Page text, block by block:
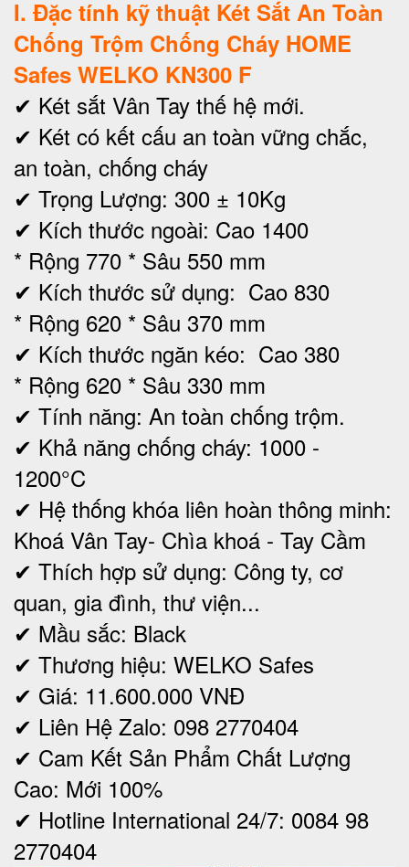
I. Đặc tính kỹ thuật Két Sắt An Toàn
Chống Trộm Chống Cháy HOME
Safes WELKO KN300 F
✔ Két sắt Vân Tay thế hệ mới.
✔ Két có kết cấu an toàn vững chắc,
an toàn, chống cháy
✔ Trọng Lượng: 300 ± 10Kg
✔ Kích thước ngoài: Cao 1400
* Rộng 770 * Sâu 550 mm
✔ Kích thước sử dụng: Cao 830
* Rộng 620 * Sâu 370 mm
✔ Kích thước ngăn kéo: Cao 380
* Rộng 620 * Sâu 330 mm
✔ Tính năng: An toàn chống trộm.
✔ Khả năng chống cháy: 1000 -
1200°C
✔ Hệ thống khóa liên hoàn thông minh:
Khoá Vân Tay- Chìa khoá - Tay Cầm
✔ Thích hợp sử dụng: Công ty, cơ
quan, gia đình, thư viện...
✔ Mầu sắc: Black
✔ Thương hiệu: WELKO Safes
✔ Giá: 11.600.000 VNĐ
✔ Liên Hệ Zalo: 098 2770404
✔ Cam Kết Sản Phẩm Chất Lượng
Cao: Mới 100%
✔ Hotline International 24/7: 0084 98
2770404